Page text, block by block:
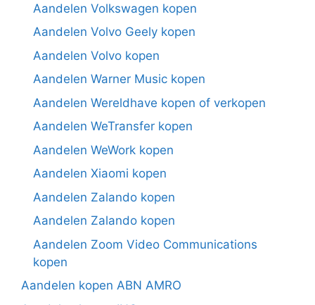
Aandelen Volkswagen kopen
Aandelen Volvo Geely kopen
Aandelen Volvo kopen
Aandelen Warner Music kopen
Aandelen Wereldhave kopen of verkopen
Aandelen WeTransfer kopen
Aandelen WeWork kopen
Aandelen Xiaomi kopen
Aandelen Zalando kopen
Aandelen Zalando kopen
Aandelen Zoom Video Communications
kopen
Aandelen kopen ABN AMRO